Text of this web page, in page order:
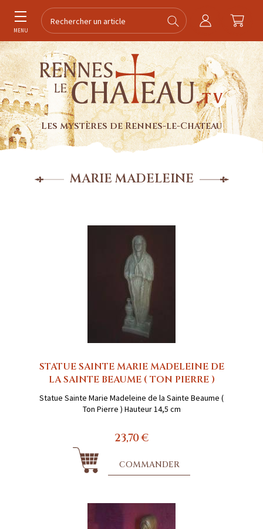
MENU
Les mystères de Rennes-le-Chateau
MARIE MADELEINE
STATUE SAINTE MARIE MADELEINE DE
LA SAINTE BEAUME ( TON PIERRE )
Statue Sainte Marie Madeleine de la Sainte Beaume (
Ton Pierre ) Hauteur 14,5 cm
23,70 €
COMMANDER